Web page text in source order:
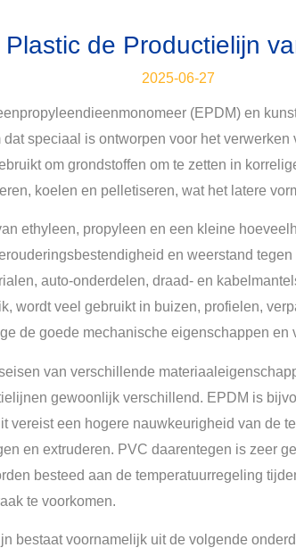
de Productielijn
2025-06-27
(EPDM) en
speciaal is ontworpen voor het
om grondstoffen om te zetten in
koelen en pelletiseren, wat het latere
ethyleen, propyleen en een kleine
en weerstand
auto-onderdelen, draad- en
wordt veel gebruikt in buizen, profielen,
de goede mechanische eigenschappen en
van verschillende
gewoonlijk verschillend. EPDM is
vereist een hogere nauwkeurigheid van de
en extruderen. PVC daarentegen is zeer
besteed aan de temperatuurregeling
te voorkomen.
bestaat voornamelijk uit de volgende